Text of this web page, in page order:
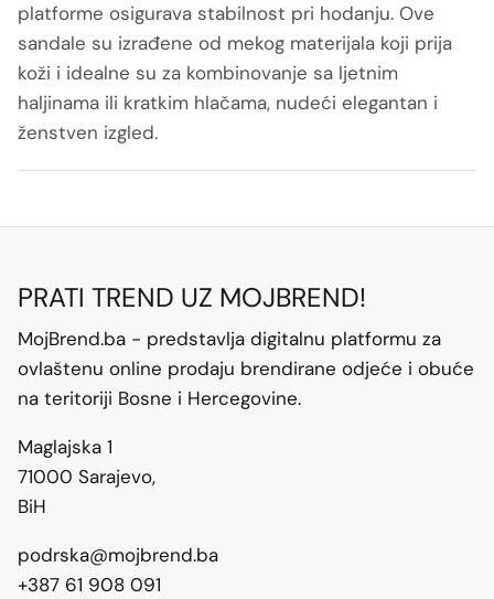
platforme osigurava stabilnost pri hodanju. Ove
sandale su izrađene od mekog materijala koji prija
koži i idealne su za kombinovanje sa ljetnim
haljinama ili kratkim hlačama, nudeći elegantan i
ženstven izgled.
PRATI TREND UZ MOJBREND!
MojBrend.ba - predstavlja digitalnu platformu za
ovlaštenu online prodaju brendirane odjeće i obuće
na teritoriji Bosne i Hercegovine.
Maglajska 1
71000 Sarajevo,
BiH
podrska@mojbrend.ba
+387 61 908 091